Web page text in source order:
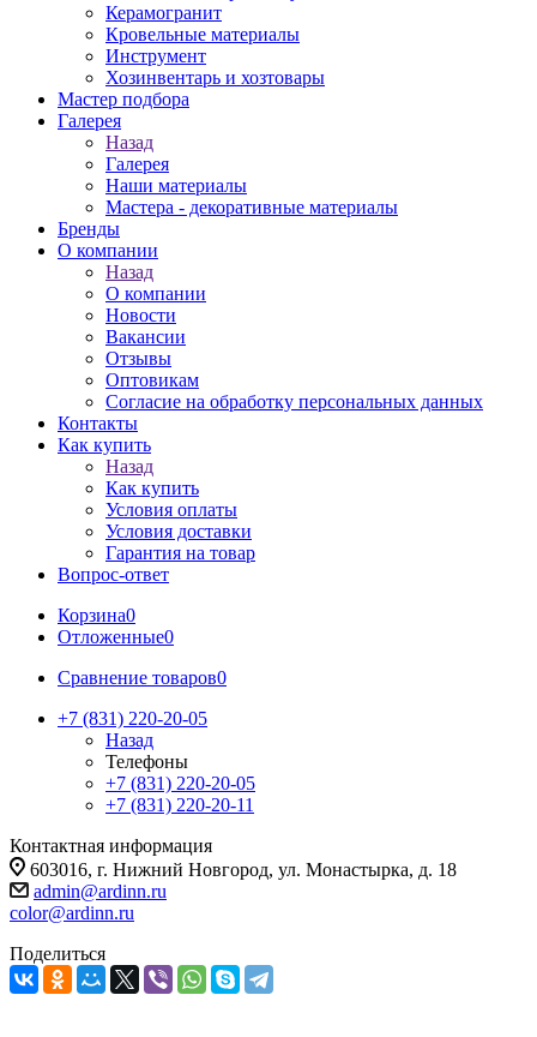
Керамогранит
Кровельные материалы
Инструмент
Хозинвентарь и хозтовары
Мастер подбора
Галерея
Назад
Галерея
Наши материалы
Мастера - декоративные материалы
Бренды
О компании
Назад
О компании
Новости
Вакансии
Отзывы
Оптовикам
Cогласие на обработку персональных данных
Контакты
Как купить
Назад
Как купить
Условия оплаты
Условия доставки
Гарантия на товар
Вопрос-ответ
Корзина0
Отложенные0
Сравнение товаров0
+7 (831) 220-20-05
Назад
Телефоны
+7 (831) 220-20-05
+7 (831) 220-20-11
Контактная информация
603016, г. Нижний Новгород, ул. Монастырка, д. 18
admin@ardinn.ru
color@ardinn.ru
Поделиться